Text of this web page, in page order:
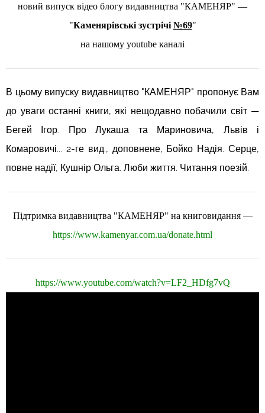
новий випуск відео блогу видавництва "КАМЕНЯР" —
"Каменярівські зустрічі №69"
на нашому youtube каналі
В цьому випуску видавництво "КАМЕНЯР" пропонує Вам
до уваги останні книги, які нещодавно побачили світ —
Бегей Ігор. Про Лукаша та Мариновича, Львів і
Комаровичі... 2-ге вид., доповнене, Бойко Надія. Серце,
повне надії, Кушнір Ольга. Люби життя. Читання поезій.
Підтримка видавництва "КАМЕНЯР" на книговидання —
https://www.kamenyar.com.ua/donate.html
https://www.youtube.com/watch?v=LF2_HDfg7vQ